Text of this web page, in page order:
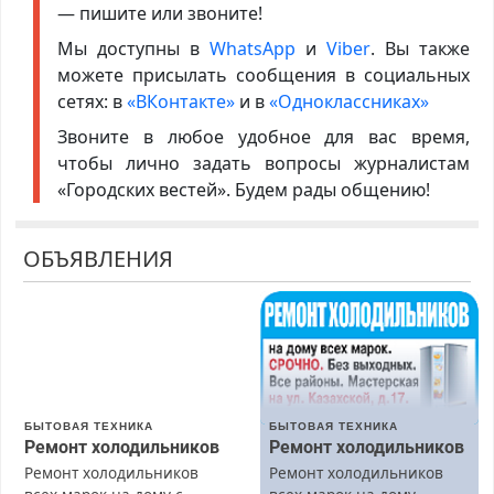
— пишите или звоните!
Мы доступны в WhatsApp иViber. Вы также
можете присылать сообщения в социальных
сетях: в«ВКонтакте»и в«Одноклассниках»
Звоните в любое удобное для вас время,
чтобы лично задать вопросы журналистам
«Городских вестей». Будем рады общению!
ОБЪЯВЛЕНИЯ
БЫТОВАЯ ТЕХНИКА
Ремонт холодильников
Ремонт холодильников
БЫТОВАЯ ТЕХНИКА
Ремонт холодильников
Ремонт холодильников